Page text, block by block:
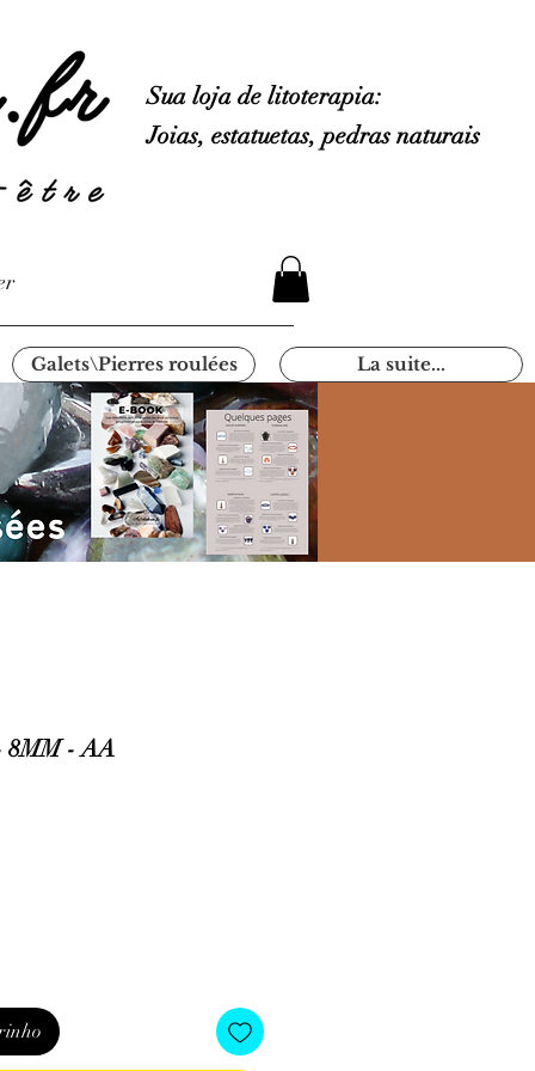
Sua loja de litoterapia:
Joias, estatuetas, pedras naturais
Galets\Pierres roulées La suite...
- AA